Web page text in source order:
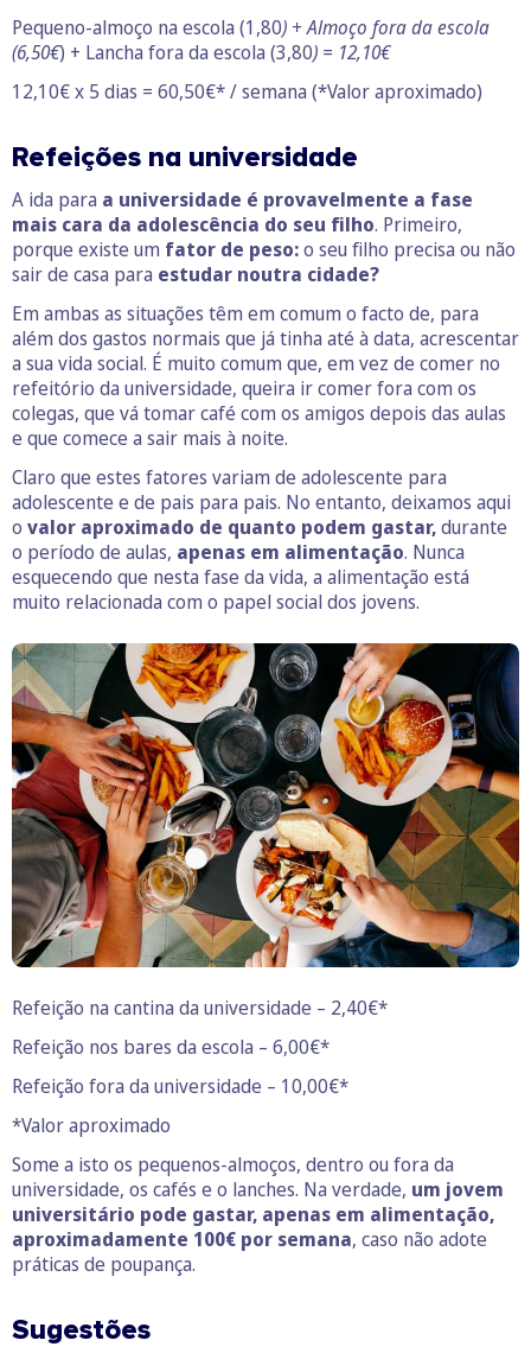
Pequeno-almoço na escola (1,80) + Almoço fora da escola
(6,50€) + Lancha fora da escola (3,80) = 12,10€
12,10€ x 5 dias = 60,50€* / semana (*Valor aproximado)
Refeições na universidade
A ida para a universidade é provavelmente a fase
mais cara da adolescência do seu filho. Primeiro,
porque existe um fator de peso:o seu filho precisa ou não
sair de casa para estudar noutra cidade?
Em ambas as situações têm em comum o facto de, para
além dos gastos normais que já tinha até à data, acrescentar
a sua vida social. É muito comum que, em vez de comer no
refeitório da universidade, queira ir comer fora com os
colegas, que vá tomar café com os amigos depois das aulas
e que comece a sair mais à noite.
Claro que estes fatores variam de adolescente para
adolescente e de pais para pais. No entanto, deixamos aqui
o valor aproximado de quanto podem gastar,durante
o período de aulas, apenas em alimentação. Nunca
esquecendo que nesta fase da vida, a alimentação está
muito relacionada com o papel social dos jovens.
Refeição na cantina da universidade – 2,40€*
Refeição nos bares da escola – 6,00€*
Refeição fora da universidade – 10,00€*
*Valor aproximado
Some a isto os pequenos-almoços, dentro ou fora da
universidade, os cafés e o lanches. Na verdade, um jovem
universitário pode gastar, apenas em alimentação,
aproximadamente 100€ por semana, caso não adote
práticas de poupança.
Sugestões